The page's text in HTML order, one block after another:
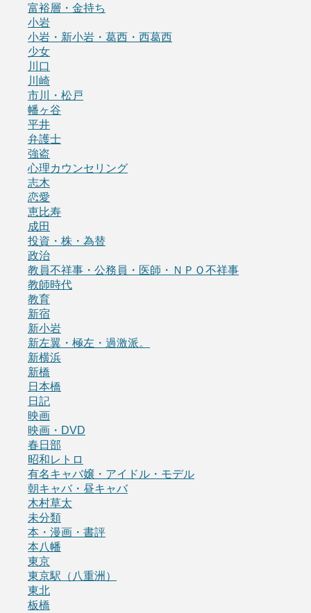
富裕層・金持ち
小岩
小岩・新小岩・葛西・西葛西
少女
川口
川崎
市川・松戸
幡ヶ谷
平井
弁護士
強盗
心理カウンセリング
志木
恋愛
恵比寿
成田
投資・株・為替
政治
教員不祥事・公務員・医師・ＮＰＯ不祥事
教師時代
教育
新宿
新小岩
新左翼・極左・過激派。
新横浜
新橋
日本橋
日記
映画
映画・DVD
春日部
昭和レトロ
有名キャバ嬢・アイドル・モデル
朝キャバ・昼キャバ
木村草太
未分類
本・漫画・書評
本八幡
東京
東京駅（八重洲）
東北
板橋